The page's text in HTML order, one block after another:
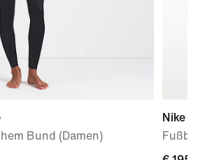
Bund (Damen)
Nike